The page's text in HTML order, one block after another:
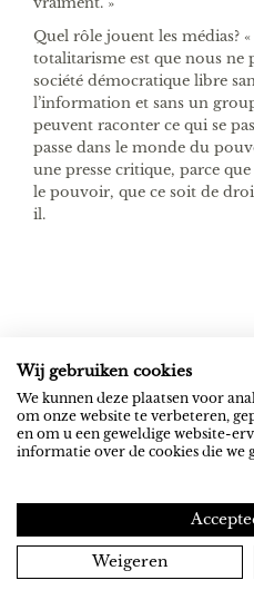
Quel rôle jouent les médias?
totalitarisme est que nous ne
société démocratique libre
l’information et sans un
peuvent raconter ce qui se
passe dans le monde du
une presse critique, parce
le pouvoir, que ce soit de
il.
ROB RIEMEN
Actueel
Contact
SOCIAL
YouTube
Spotify
NEXUS INSTITUUT
Activiteiten
Tijdschrift Nexus
PRIVACY
Wij gebruiken cookies
We kunnen deze plaatsen voor
om onze website te verbeteren,
en om u een geweldige website-
informatie over de cookies die we
Weigeren